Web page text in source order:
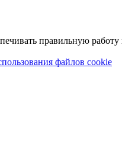
правильную работу
файлов cookie